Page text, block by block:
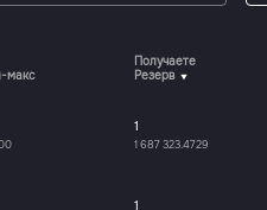
макс
Получаете
Резерв
1
1 687 323.4729
1